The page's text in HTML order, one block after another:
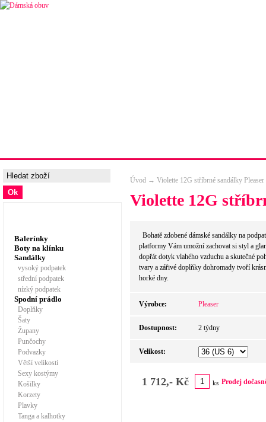
Balerínky
Boty na klínku
Sandálky
vysoký podpatek
střední podpatek
nízký podpatek
Spodní prádlo
Doplňky
Šaty
Župany
Punčochy
Podvazky
Větší velikosti
Sexy kostýmy
Košilky
Korzety
Plavky
Tanga a kalhotky
Úvod → Violette 12G stříbrné sandálky Pleaser
Violette 12G
Bohatě zdobené dámské sandálky na
platformy Vám umožní zachovat si styl a
dopřát dotyk vlahého vzduchu a skutečné
tvary a zářivé doplňky dohromady tvoří
horké dny.
Výrobce: Pleaser
Dostupnost: 2 týdny
Velikost:
1 712,- Kč ks Prodej